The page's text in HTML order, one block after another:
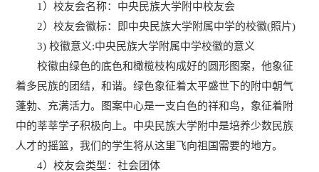
1）校友会名称：中央民族大学附中校友会
2）校友会徽标：即中央民族大学附属中学的校徽(照片)
3) 校徽意义:中央民族大学附属中学校徽的意义
校徽由绿色的底色和橄榄枝构成好的圆形图案，他象征
着多民族的团结，和谐。绿色象征着太平盛世下的附中朝气
蓬勃、充满活力。图案中心是一支白色的祥和鸟，象征着附
中的莘莘学子积极向上。中央民族大学附中是培养少数民族
人才的摇篮，我们的学生将从这里飞向祖国需要的地方。
4）校友会类型：社会团体